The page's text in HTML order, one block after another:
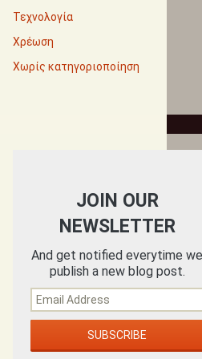
Τεχνολογία
Χρέωση
Χωρίς κατηγοριοποίηση
JOIN OUR
NEWSLETTER
And get notified everytime we
publish a new blog post.